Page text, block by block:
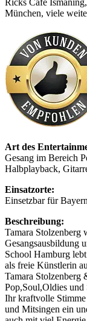
Ricks Café
München, viele
Art des
Gesang im Bereich
Halbplayback,
Einsatzorte:
Einsetzbar für
Beschreibung:
Tamara Stolzenberg
Gesangsausbildung
School Hamburg
als freie Künstlerin
Tamara Stolzenberg
Pop,Soul,Oldies
Ihr kraftvolle Stimme
und Mitsingen ein